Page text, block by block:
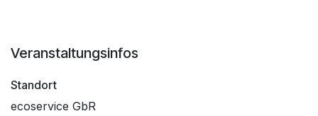
Veranstaltungsinfos
Standort
ecoservice GbR